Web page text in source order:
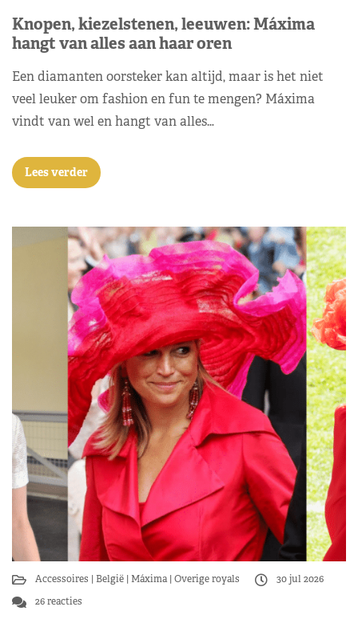
Knopen, kiezelstenen, leeuwen: Máxima
hangt van alles aan haar oren
Een diamanten oorsteker kan altijd, maar is het niet
veel leuker om fashion en fun te mengen? Máxima
vindt van wel en hangt van alles…
Lees verder
Accessoires België Máxima Overige royals
30 jul 2026
26 reacties